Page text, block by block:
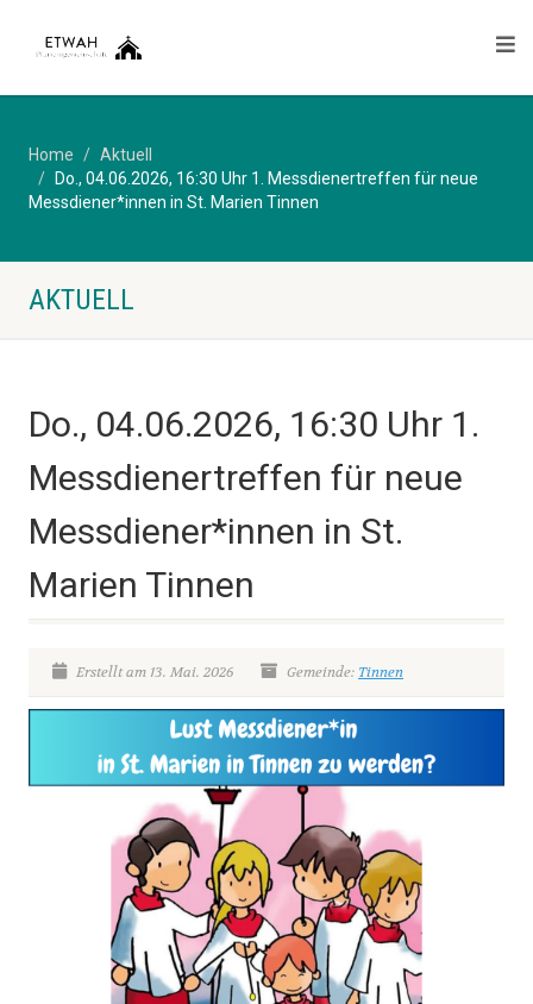
Home
Aktuell
Do., 04.06.2026, 16:30 Uhr 1. Messdienertreffen für neue
Messdiener*innen in St. Marien Tinnen
AKTUELL
Do., 04.06.2026, 16:30 Uhr 1.
Messdienertreffen für neue
Messdiener*innen in St.
Marien Tinnen
Erstellt am 13. Mai. 2026 Gemeinde: Tinnen